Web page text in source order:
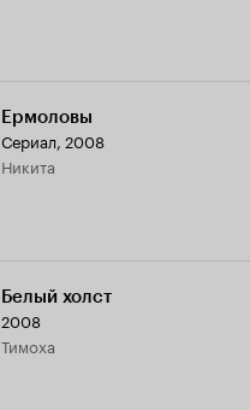
Ермоловы
Сериал, 2008
Никита
Белый холст
2008
Тимоха